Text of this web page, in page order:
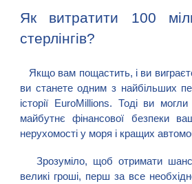
Як витратити 100
стерлінгів?
Якщо вам пощастить, і ви
ви станете одним з найбільших
історії EuroMillions. Тоді ви
майбутнє фінансової безпеки
нерухомості у моря і кращих
Зрозуміло, щоб отримати
великі гроші, перш за все